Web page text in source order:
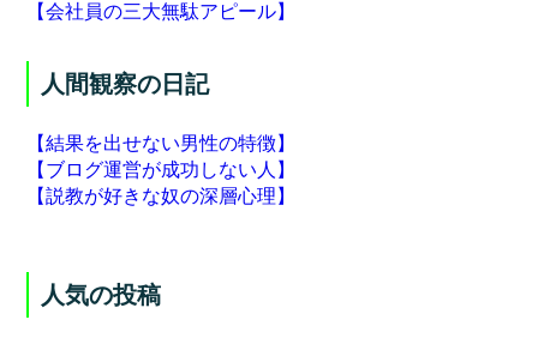
【会社員の三大無駄アピール】
人間観察の日記
【結果を出せない男性の特徴】
【ブログ運営が成功しない人】
【説教が好きな奴の深層心理】
人気の投稿